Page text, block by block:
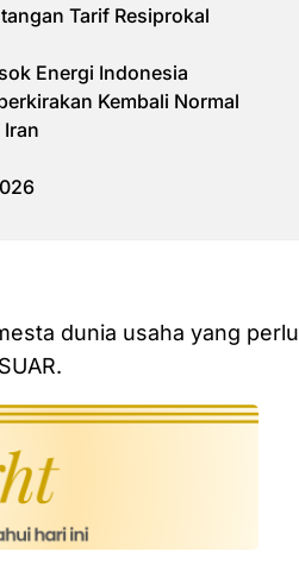
Tarif Resiprokal
Energi Indonesia
Kembali Normal
dunia usaha yang perlu